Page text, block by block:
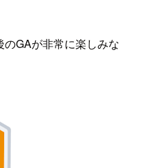
GAが非常に楽しみな